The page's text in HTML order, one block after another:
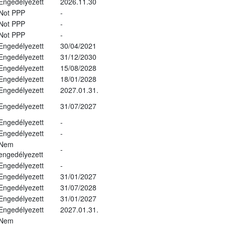
PPP
-
PPP
-
PPP
-
30/04/2021
31/12/2030
15/08/2028
18/01/2028
2027.01.31.
31/07/2027
-
-
-
-
31/01/2027
31/07/2028
31/01/2027
2027.01.31.